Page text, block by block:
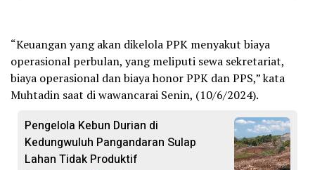
“Keuangan yang akan dikelola PPK menyakut biaya
operasional perbulan, yang meliputi sewa sekretariat,
biaya operasional dan biaya honor PPK dan PPS,” kata
Muhtadin saat di wawancarai Senin, (10/6/2024).
Pengelola Kebun Durian di
Kedungwuluh Pangandaran Sulap
Lahan Tidak Produktif ‎